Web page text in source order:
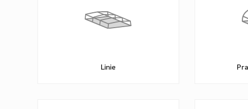
dessutom få 10 års garanti på takkonstruktionen. Ytterligare en
pooltak levereras hem till dig monterade i sektioner. Det gör
Guide – Köpa pooltak
Linie